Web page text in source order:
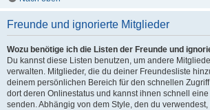
Freunde und ignorierte Mitglieder
Wozu benötige ich die Listen der Freunde und
Du kannst diese Listen benutzen, um andere
verwalten. Mitglieder, die du deiner Freundesliste
deinem persönlichen Bereich für den schnellen
dort deren Onlinestatus und kannst ihnen schnell
senden. Abhängig von dem Style, den du